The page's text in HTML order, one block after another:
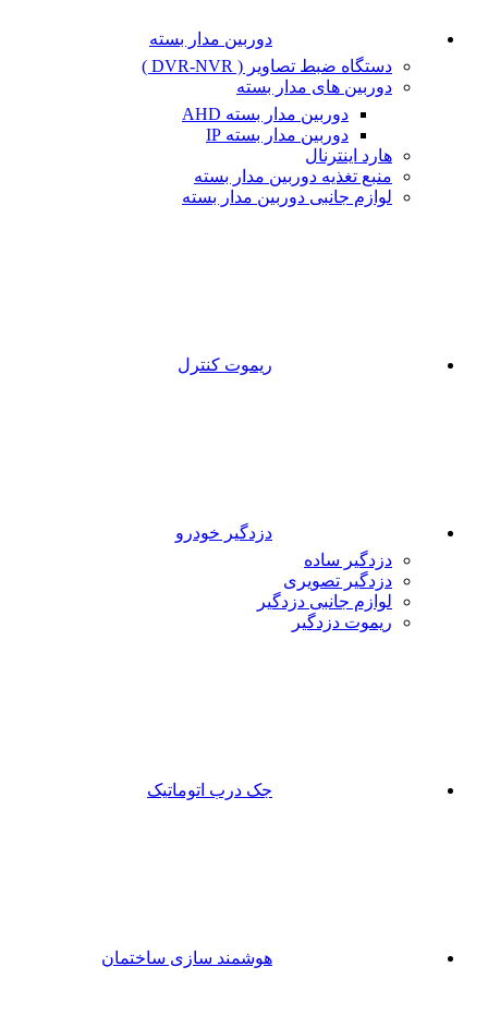
دوربین مدار بسته
دستگاه ضبط تصاویر ( DVR-NVR )
دوربین های مدار بسته
دوربین مدار بسته AHD
دوربین مدار بسته IP
هارد اینترنال
منبع تغذیه دوربین مدار بسته
لوازم جانبی دوربین مدار بسته
ریموت کنترل
دزدگیر خودرو
دزدگیر ساده
دزدگیر تصویری
لوازم جانبی دزدگیر
ریموت دزدگیر
جک درب اتوماتیک
هوشمند سازی ساختمان